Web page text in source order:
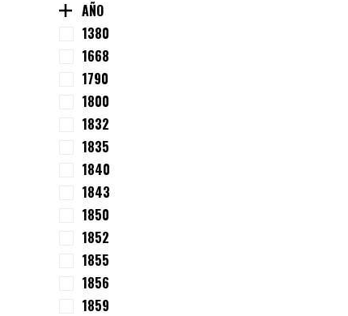
AÑO
1380
1668
1790
1800
1832
1835
1840
1843
1850
1852
1855
1856
1859